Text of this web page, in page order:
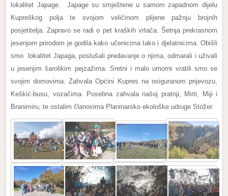
lokalitet Japage. Japage su smještene u samom zapadnom dijelu
Kupreškog polja te svojom veličinom plijene pažnju brojnih
posjetitelja. Zapravo se radi o pet kraških vrtača. Šetnja prekrasnom
jesenjom prirodom je godila kako učenicima tako i djelatnicima. Obišli
smo lokalitet Japaga, poslušali predavanje o njima, odmarali i uživali
u jesenjim šarolikim pejzažima. Sretni i malo umorni vratili smo se
svojim domovima. Zahvala Općini Kupres na osiguranom prijevozu,
Keškić-busu, vozačima. Posebna zahvala našoj pratnji, Mirti, Miji i
Branimiru, te ostalim članovima Planinarsko ekološke udruge Stožer.